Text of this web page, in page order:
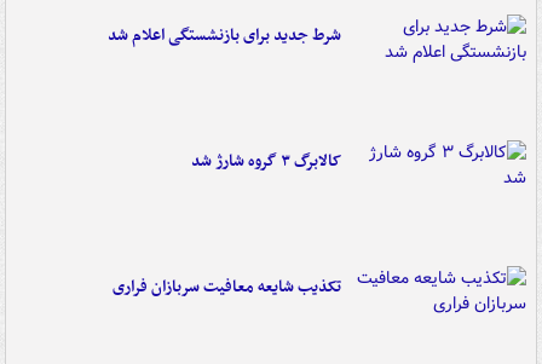
شرط جدید برای بازنشستگی اعلام شد
کالابرگ ۳ گروه شارژ شد
تکذیب شایعه معافیت سربازان فراری